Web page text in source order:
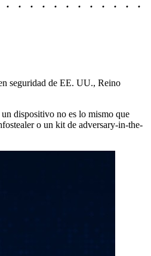
seguridad de EE. UU., Reino
dispositivo no es lo mismo que
o un kit de adversary-in-the-